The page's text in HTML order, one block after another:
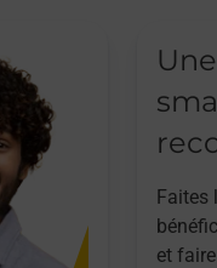
Faites
et